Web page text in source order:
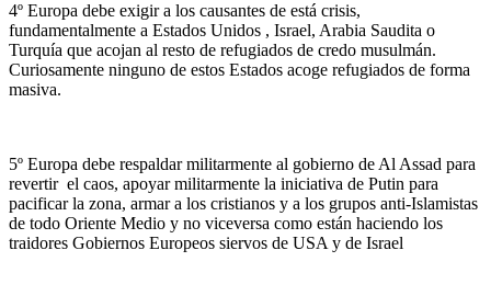
4º Europa debe exigir a los causantes de está crisis,
fundamentalmente a Estados Unidos , Israel, Arabia Saudita o
Turquía que acojan al resto de refugiados de credo musulmán.
Curiosamente ninguno de estos Estados acoge refugiados de forma
masiva.
5º Europa debe respaldar militarmente al gobierno de Al Assad para
revertir el caos, apoyar militarmente la iniciativa de Putin para
pacificar la zona, armar a los cristianos y a los grupos anti-Islamistas
de todo Oriente Medio y no viceversa como están haciendo los
traidores Gobiernos Europeos siervos de USA y de Israel